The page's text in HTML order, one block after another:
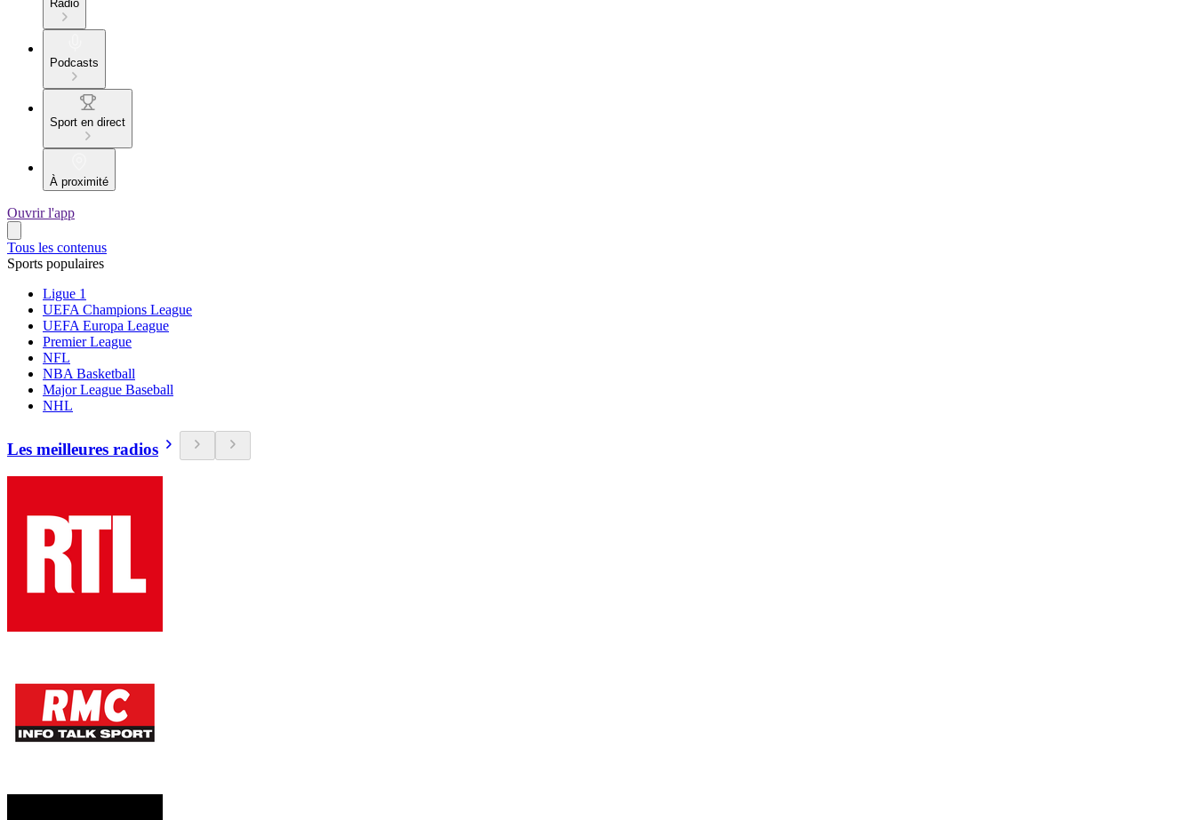
Radio
Podcasts
Sport en direct
À proximité
Ouvrir l'app
Tous les contenus
Sports populaires
Ligue 1
UEFA Champions League
UEFA Europa League
Premier League
NFL
NBA Basketball
Major League Baseball
NHL
Les meilleures radios